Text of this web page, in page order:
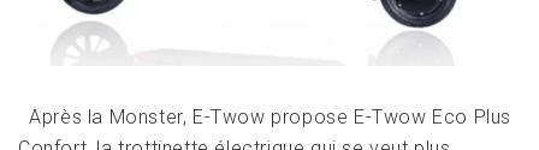
Après la Monster, E-Twow propose E-Twow Eco Plus